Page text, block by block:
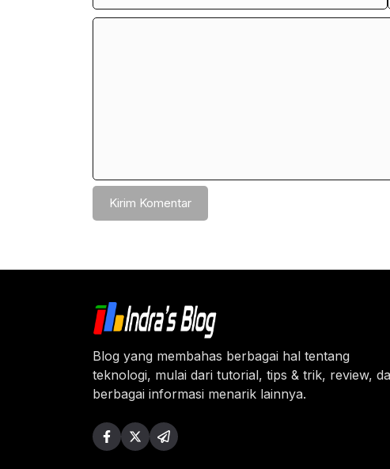
Komentar
Blog yang membahas berbagai hal tentang
teknologi, mulai dari tutorial, tips & trik, review,
berbagai informasi menarik lainnya.